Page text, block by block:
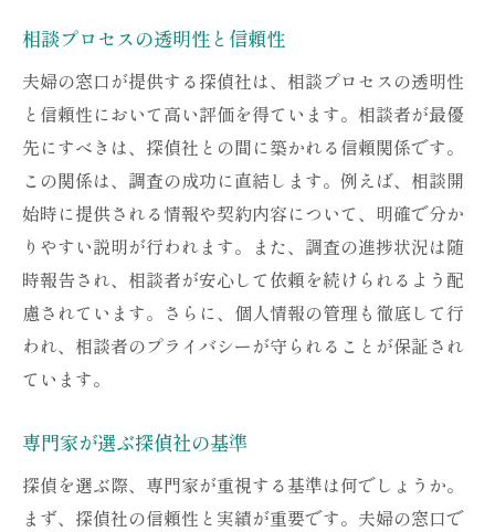
相談プロセスの透明性と信頼性
夫婦の窓口が提供する探偵社は、相談プロセスの透明性
と信頼性において高い評価を得ています。相談者が最優
先にすべきは、探偵社との間に築かれる信頼関係です。
この関係は、調査の成功に直結します。例えば、相談開
始時に提供される情報や契約内容について、明確で分か
りやすい説明が行われます。また、調査の進捗状況は随
時報告され、相談者が安心して依頼を続けられるよう配
慮されています。さらに、個人情報の管理も徹底して行
われ、相談者のプライバシーが守られることが保証され
ています。
専門家が選ぶ探偵社の基準
探偵を選ぶ際、専門家が重視する基準は何でしょうか。
まず、探偵社の信頼性と実績が重要です。夫婦の窓口で